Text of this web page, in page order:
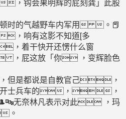
时的气越野车内军用 。📕
，响有这影不知道[多
着干快开还愣什么窗
屁这放「你 ，变辉脸色
但是都说是自教官己，
开士兵车的，，
无奈林凡表示对此 ，玛
。